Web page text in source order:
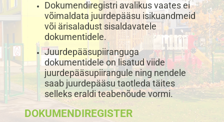
Dokumendiregistri avalikus vaates ei
võimaldata juurdepääsu isikuandmeid
või ärisaladust sisaldavatele
dokumentidele.
Juurdepääsupiiranguga
dokumentidele on lisatud viide
juurdepääsupiirangule ning nendele
saab juurdepääsu taotleda täites
selleks eraldi teabenõude vormi.
DOKUMENDIREGISTER